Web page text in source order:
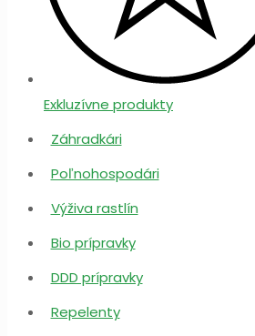
Exkluzívne produkty
Záhradkári
Poľnohospodári
Výživa rastlín
Bio prípravky
DDD prípravky
Repelenty